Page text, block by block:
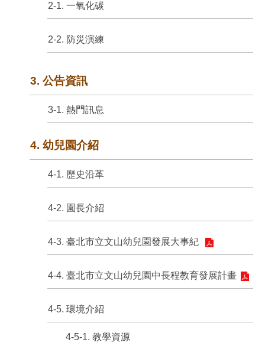
2-1. 一氧化碳
2-2. 防災演練
3. 公告資訊
3-1. 熱門訊息
4. 幼兒園介紹
4-1. 歷史沿革
4-2. 園長介紹
4-3. 臺北市立文山幼兒園發展大事紀
4-4. 臺北市立文山幼兒園中長程教育發展計畫
4-5. 環境介紹
4-5-1. 教學資源